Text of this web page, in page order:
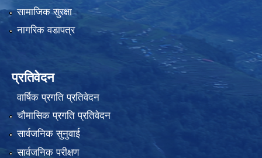
सामाजिक सुरक्षा
नागरिक वडापत्र
प्रतिवेदन
वार्षिक प्रगति प्रतिवेदन
चौमासिक प्रगति प्रतिवेदन
सार्वजनिक सुनुवाई
सार्वजनिक परीक्षण